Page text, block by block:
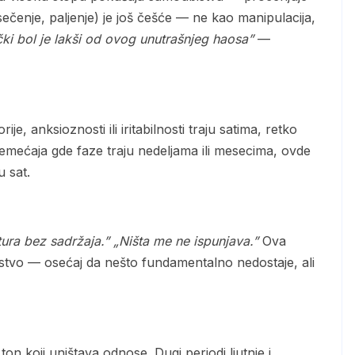
paljenje) je još češće — ne kao manipulacija,
bol je lakši od ovog unutrašnjeg haosa”—
gde faze traju nedeljama ili mesecima, ovde
sat.
bez sadržaja.” „Ništa me ne ispunjava.”Ova
— osećaj da nešto fundamentalno nedostaje, ali